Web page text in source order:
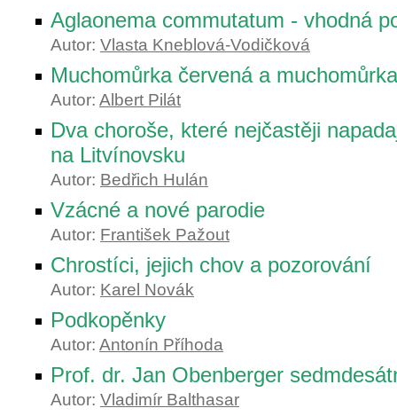
Aglaonema commutatum - vhodná
Autor: Vlasta Kneblová-Vodičková
Muchomůrka červená a
Autor: Albert Pilát
Dva choroše, které nejčastěji
na Litvínovsku
Autor: Bedřich Hulán
Vzácné a nové parodie
Autor: František Pažout
Chrostíci, jejich chov a pozorování
Autor: Karel Novák
Podkopěnky
Autor: Antonín Příhoda
Prof. dr. Jan Obenberger
Autor: Vladimír Balthasar